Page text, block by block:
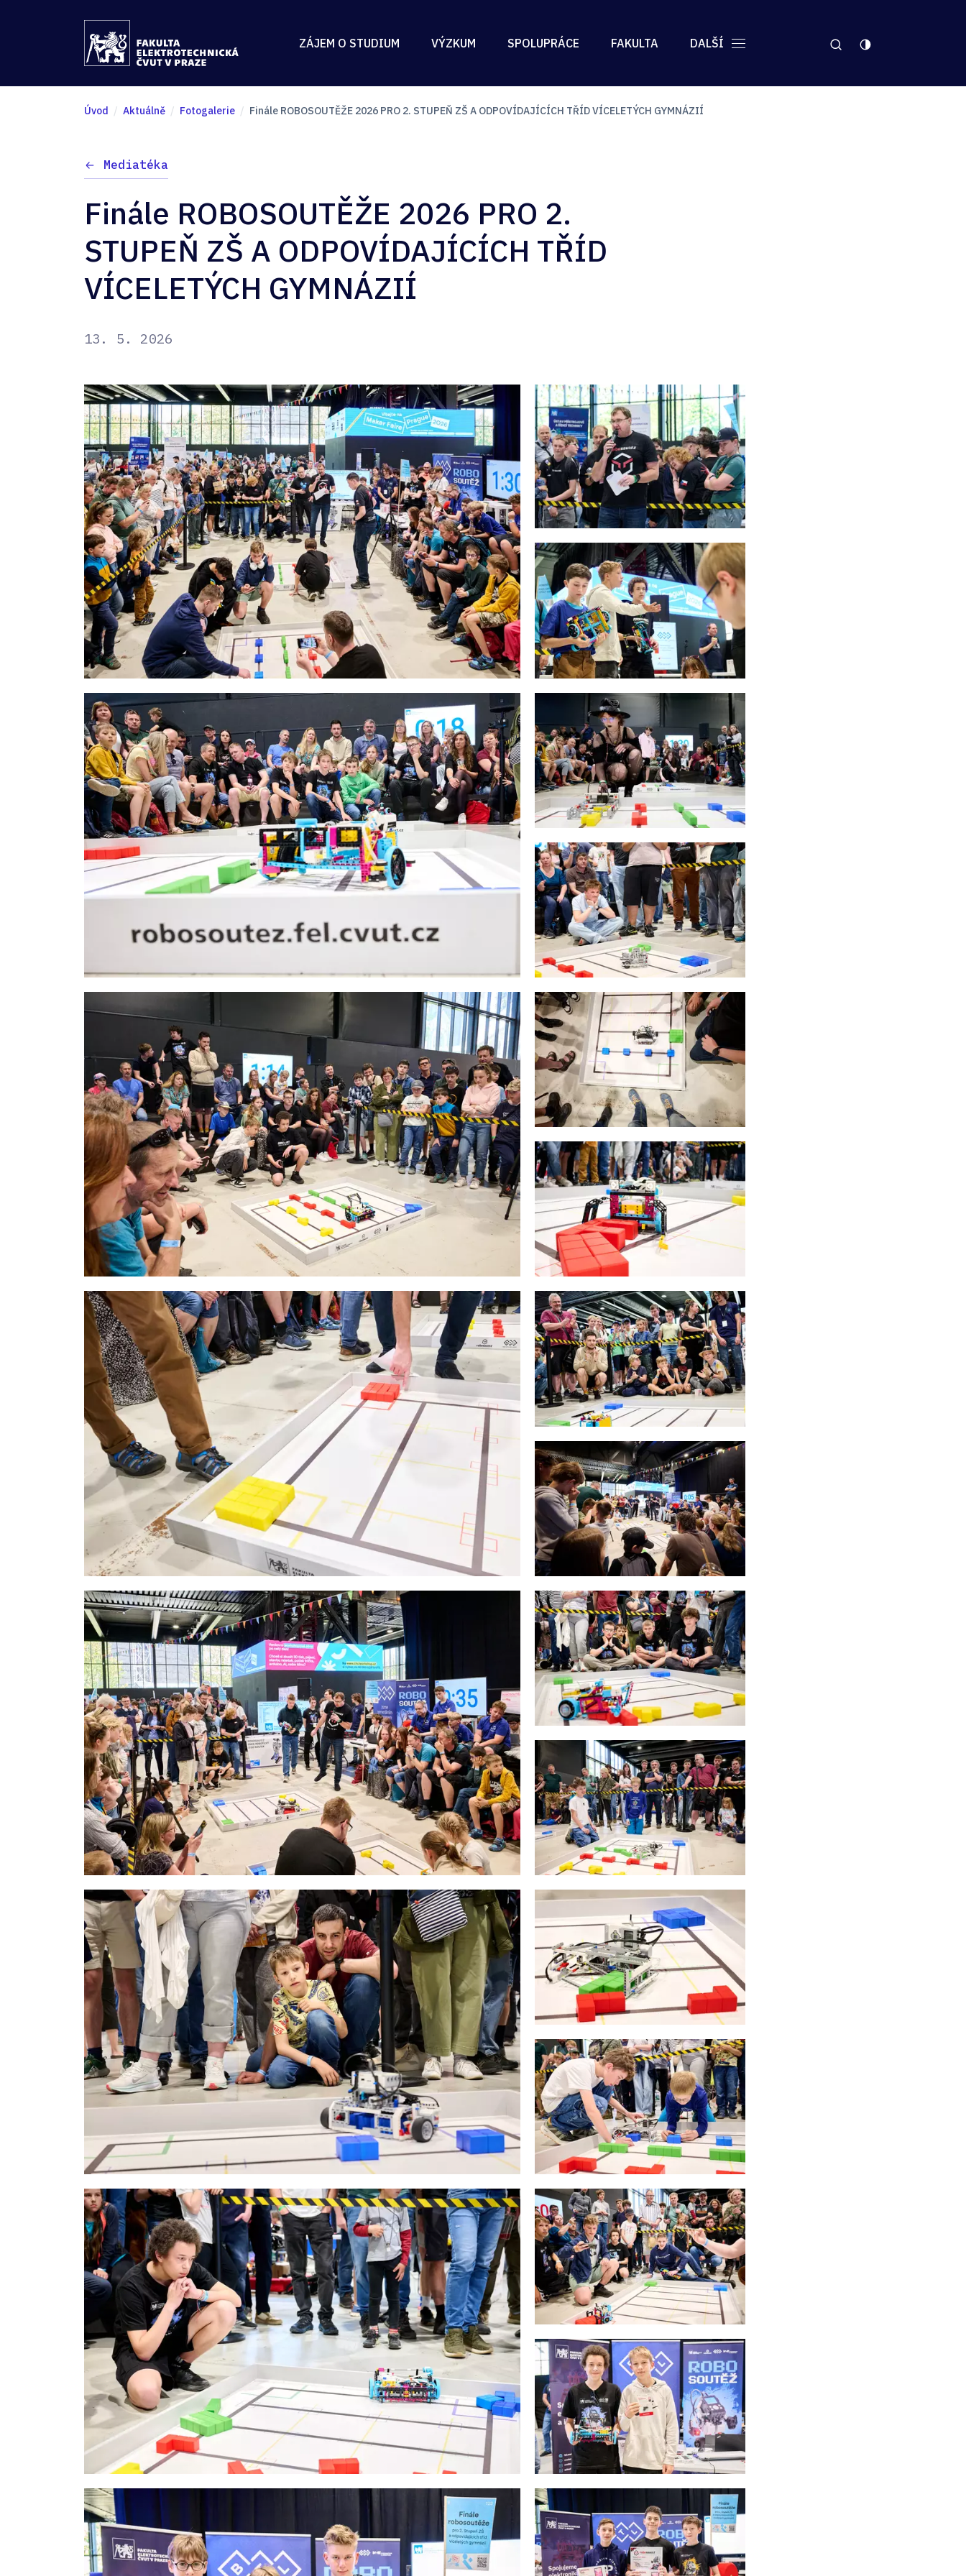
ZÁJEM O STUDIUM VÝZKUM SPOLUPRÁCE FAKULTA DALŠÍ
Úvod Aktuálně Fotogalerie Finále ROBOSOUTĚŽE 2026 PRO 2. STUPEŇ ZŠ A ODPOVÍDAJÍCÍCH TŘÍD VÍCELETÝCH GYMNÁZIÍ
Mediatéka
Finále ROBOSOUTĚŽE 2026 PRO 2.
STUPEŇ ZŠ A ODPOVÍDAJÍCÍCH TŘÍD
VÍCELETÝCH GYMNÁZIÍ
13. 5. 2026